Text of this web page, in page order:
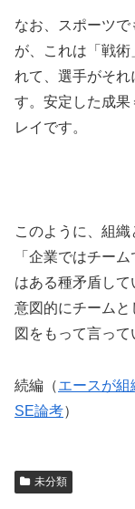
なお、スポーツ
が、これは「戦
れて、選手がそ
す。安定した成
レイです。
このように、組
「企業ではチー
はある種矛盾し
意図的にチーム
図をもって言って
続編（エースが
SE論考）
未分類